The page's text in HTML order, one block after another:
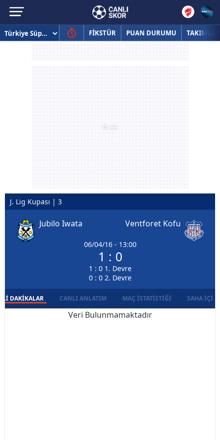
FİKSTÜR PUAN DURUMU TAKIMLAR
J. Lig Kupası | 3
Jubilo Iwata
06/04/16 - 13:00
1 : 0
1 : 0 1. Devre
0 : 0 2. Devre
Ventforet Kofu
DAKIKALAR CANLI ANLATIM MAÇ İSTATISTIĞI SAHA İÇI
Veri Bulunmamaktadır